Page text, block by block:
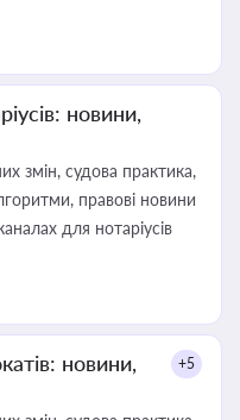
новини,
змін, судова практика,
правові новини
для нотаріусів
новини,
+5